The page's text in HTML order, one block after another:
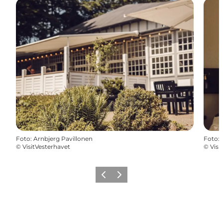
Foto: Arnbjerg Pavillonen
© VisitVesterhavet
Foto:
©
ZurückWeiter